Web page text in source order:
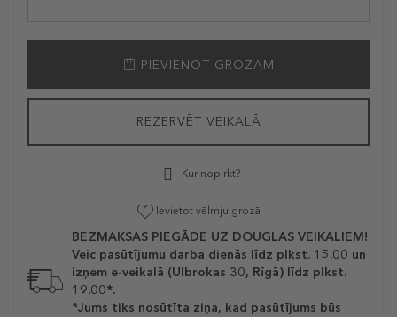
PIEVIENOT GROZAM
REZERVĒT VEIKALĀ
Kur nopirkt?
Ievietot vēlmju grozā
BEZMAKSAS PIEGĀDE UZ DOUGLAS VEIKALIEM!
Veic pasūtījumu darba dienās līdz plkst. 15.00 un
izņem e-veikalā (Ulbrokas 30, Rīgā) līdz plkst.
19.00*.
*Jums tiks nosūtīta ziņa, kad pasūtījums būs